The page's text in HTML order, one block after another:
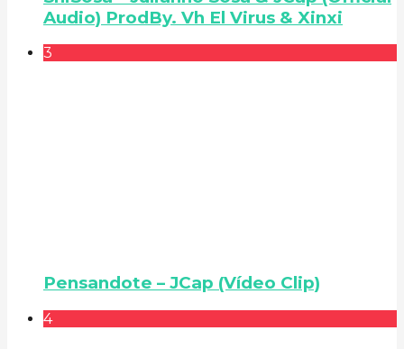
Audio) ProdBy. Vh El Virus & Xinxi
3
Pensandote – JCap (Vídeo Clip)
4